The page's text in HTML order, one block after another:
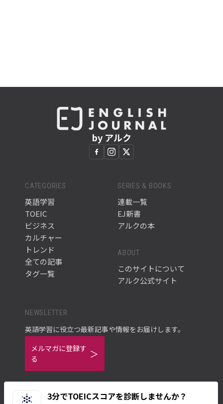
3分でTOEICスコアを診断しませんか？
by アルク
CATEGORIES
英語学習
TOEIC
ビジネス
カルチャー
トレンド
全ての記事
タグ一覧
SERIES & BOOKS
連載一覧
EJ新書
アルクの本
ABOUT
このサイトについて
アルク公式サイト
NEWSLETTER
英語学習に役立つ最新記事や情報をお届けします。
メルマガに登録す
る